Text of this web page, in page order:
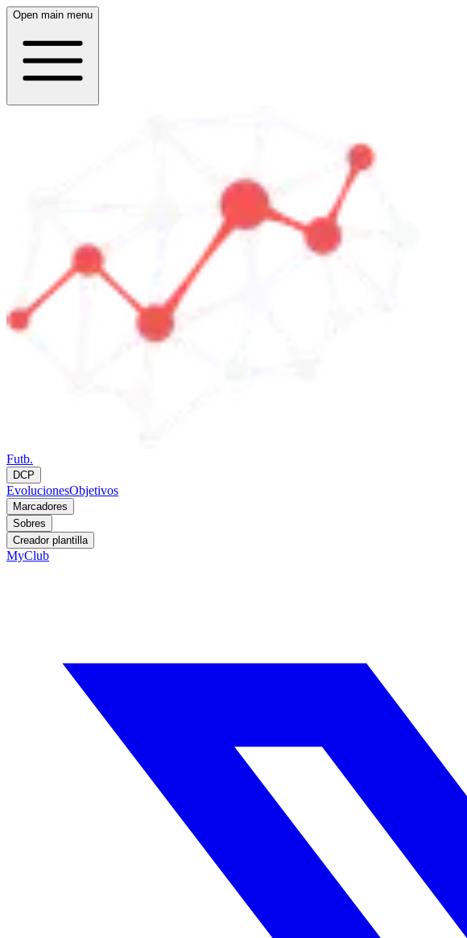
Open main menu
Futb.
DCP
EvolucionesObjetivos
Marcadores
Sobres
Creador plantilla
MyClub